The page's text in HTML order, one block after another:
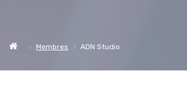
Membres ADN Studio